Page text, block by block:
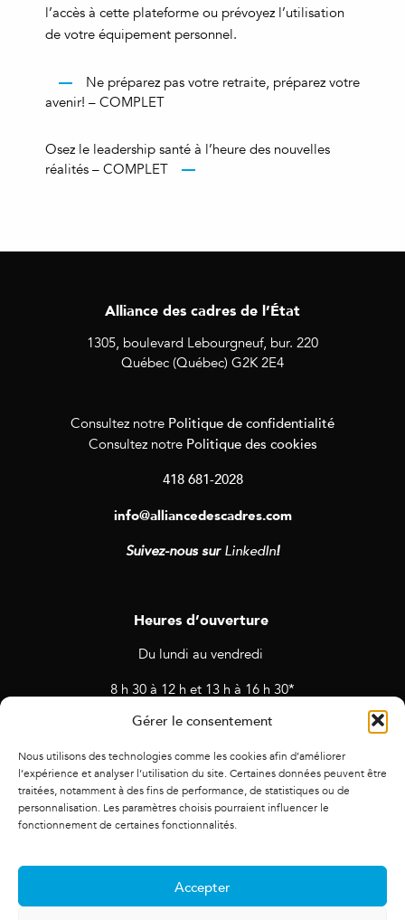
Gérer le consentement
Nous utilisons des technologies comme les cookies afin d’améliorer
l’expérience et analyser l’utilisation du site. Certaines données peuvent être
traitées, notamment à des fins de performance, de statistiques ou de
personnalisation. Les paramètres choisis pourraient influencer le
fonctionnement de certaines fonctionnalités.
Accepter
l’accès à cette plateforme ou prévoyez l’utilisation
de votre équipement personnel.
Ne préparez pas votre retraite, préparez votre
avenir! – COMPLET
Osez le leadership santé à l’heure des nouvelles
réalités – COMPLET
Alliance des cadres de l’État
1305, boulevard Lebourgneuf, bur. 220
Québec (Québec) G2K 2E4
Consultez notre Politique de confidentialité
Consultez notre Politique des cookies
418 681-2028
info@alliancedescadres.com
Suivez-nous sur LinkedIn!
Heures d’ouverture
Du lundi au vendredi
8 h 30 à 12 h et 13 h à 16 h 30*
* Horaires sujets à changement en cas de rendez-vous et